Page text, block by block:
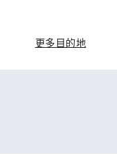
更多目的地